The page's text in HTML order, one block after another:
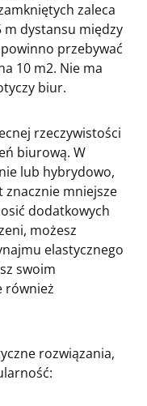
zaleca
m dystansu między
przebywać
10 m2. Nie ma
biur.
rzeczywistości
biurową. W
lub hybrydowo,
znacznie mniejsze
dodatkowych
możesz
elastycznego
swoim
również
rozwiązania,